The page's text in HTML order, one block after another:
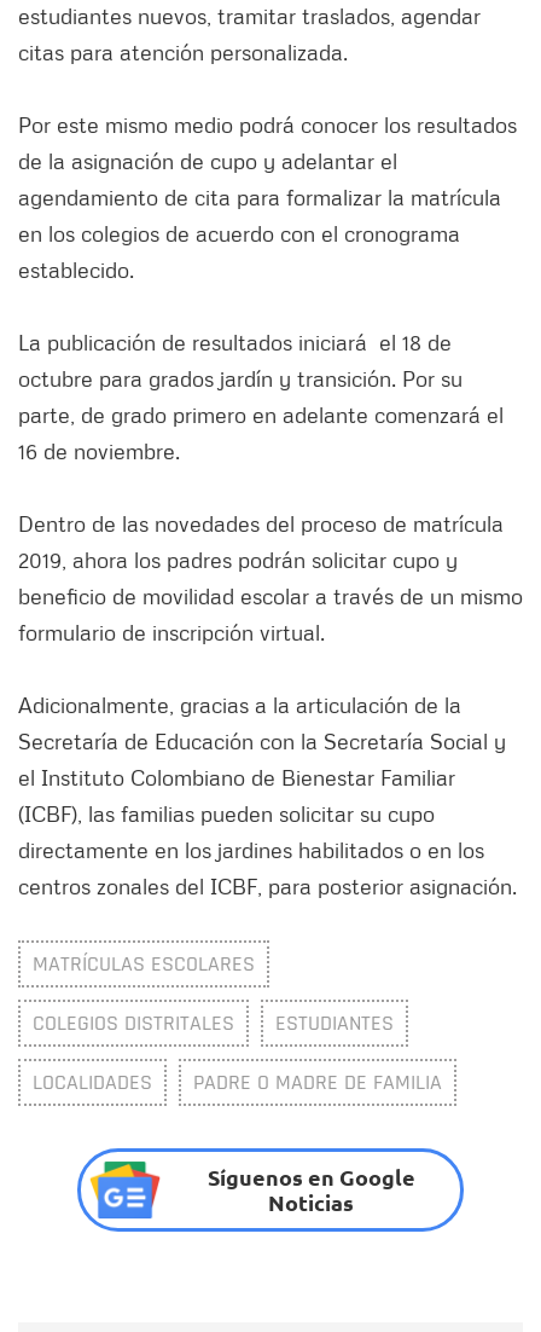
estudiantes nuevos, tramitar traslados, agendar
citas para atención personalizada.
Por este mismo medio podrá conocer los resultados
de la asignación de cupo y adelantar el
agendamiento de cita para formalizar la matrícula
en los colegios de acuerdo con el cronograma
establecido.
La publicación de resultados iniciará el 18 de
octubre para grados jardín y transición. Por su
parte, de grado primero en adelante comenzará el
16 de noviembre.
Dentro de las novedades del proceso de matrícula
2019, ahora los padres podrán solicitar cupo y
beneficio de movilidad escolar a través de un mismo
formulario de inscripción virtual.
Adicionalmente, gracias a la articulación de la
Secretaría de Educación con la Secretaría Social y
el Instituto Colombiano de Bienestar Familiar
(ICBF), las familias pueden solicitar su cupo
directamente en los jardines habilitados o en los
centros zonales del ICBF, para posterior asignación.
MATRÍCULAS ESCOLARES
COLEGIOS DISTRITALES ESTUDIANTES
LOCALIDADES PADRE O MADRE DE FAMILIA
Síguenos en Google
Noticias